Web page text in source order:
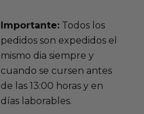
Importante:Todos los
pedidos son expedidos el
mismo dia siempre y
cuando se cursen antes
de las 13:00 horas y en
días laborables.